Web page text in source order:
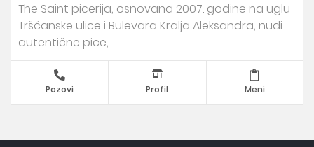
The Saint picerija, osnovana 2007. godine na uglu
Tršćanske ulice i Bulevara Kralja Aleksandra, nudi
autentične pice, ...
Pozovi Profil Meni